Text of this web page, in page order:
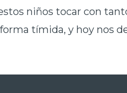
niños tocar con
tímida, y hoy nos